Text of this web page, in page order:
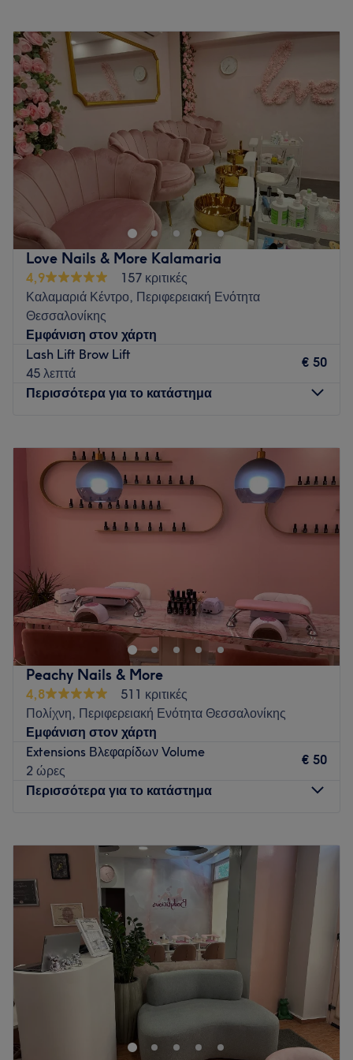
Τρίτη
11:00
19:00
Τετάρτη
– 19:00
Πέμπτη
11:00 –19:00
Παρασκευή
11:00 –19:00
Σάββατο
Κυριακή
Κλειστό
Στην καρδιά της Θεσσαλονίκης, δημιουργήσαμε έναν χώρο
αφιερωμένο αποκλειστικά σε εσένα. Ένα σύγχρονο
κατάστημα που συνδυάζει περιποίηση νυχιών, κομμωτήριο,
βλεφαρίδες και ημιμόνιμο μακιγιάζ (φρύδια, eyeliner &
tattoo) — όλα σε ένα σημείο, για να έχεις το αποτέλεσμα
που ονειρεύεσαι χωρίς περιττές μετακινήσεις. Βρισκόμαστε
σε κομβικό σημείο στο κέντρο, δίπλα σε στάση λεωφορείου
& μετρό. Εδώ, δεν προσφέρουμε απλά υπηρεσίες.
Δημιουργούμε εμπειρίες που σε κάνουν να νιώθεις
αυτοπεποίθηση, φροντίδα και πολυτέλεια σε κάθε σου
επίσκεψη. Από ένα minimal manicure μέχρι ένα
ολοκληρωμένο beauty transformation, η ομάδα μας είναι
εδώ για να αναδείξει την καλύτερη εκδοχή σου.
Love Nails & More Kalamaria
4,9
157 κριτικές
Καλαμαριά Κέντρο, Περιφερειακή Ενότητα
Θεσσαλονίκης
Εμφάνιση στον χάρτη
Lash Lift Brow Lift
45 λεπτά
€ 50
Περισσότερα για το κατάστημα
09:00
Τετάρτη
09:00–21:00
Πέμπτη
09:00–21:00
Παρασκευή
09:00
–17:00
Το Love Nails & More στην Καλαμαριά «παραμυθένιος
πολυχώρος ομορφιάς» που συνδυάζει την υψηλή αισθητική
με την επαγγελματική φροντίδα. Ο χώρος ξεχωρίζει για τον
ρομαντισμό του, προσφέροντας μια αίσθηση διακριτικής
πολυτέλειας. Εξειδικεύεται σε υπηρεσίες μανικιούρ,
πεντικιούρ και nail art, τεχνητά νύχια, περιποίηση φρυδιών,
μασάζ, αποτρίχωση, lash lift και brow lamination. Δίνουμε
μεγάλη έμφαση στην καθαριότητα ιατρικών προτύπων και
στη χρήση άριστης ποιότητας υλικών και εργαλείων.
Peachy Nails & More
4,8
511 κριτικές
Πολίχνη, Περιφερειακή Ενότητα Θεσσαλονίκης
Εμφάνιση στον χάρτη
Extensions Βλεφαρίδων Volume
2 ώρες
€ 50
Περισσότερα για το κατάστημα
Τρίτη
09:00
Τετάρτη
09:00
21:00
Πέμπτη
09:00
Παρασκευή
09:00
Σάββατο
10:00
Κυριακή
Το Peachy Nails & More στην Πολίχνη Θεσσαλονίκης είναι ο
χώρος που ψάχνεις αν ενδιαφέρεσαι να περιποιηθείς τον
εαυτό σου με υπηρεσίες περιποίησης άκρων, αποτρίχωσης
με κερί, lash lift, brow lift και μασάζ. Δώσε στον εαυτό σου